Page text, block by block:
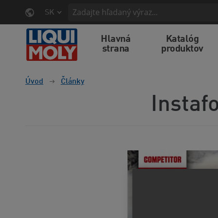
SK
Hlavná
strana
Katalóg
produktov
Úvod Články